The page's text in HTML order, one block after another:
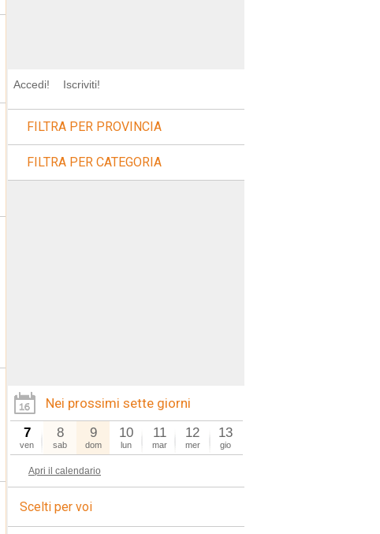
Accedi! Iscriviti!
FILTRA PER PROVINCIA
FILTRA PER CATEGORIA
Nei prossimi sette giorni
7
ven
8
sab
9
dom
10
lun
11
mar
12
mer
13
gio
Apri il calendario
Scelti per voi